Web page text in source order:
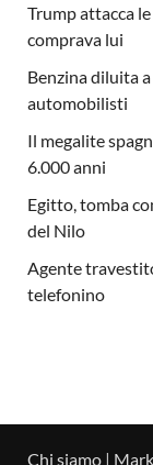
Trump attacca
comprava lui
Benzina diluita a
automobilisti
Il megalite
6.000 anni
Egitto, tomba
del Nilo
Agente
telefonino
Chi siamo |